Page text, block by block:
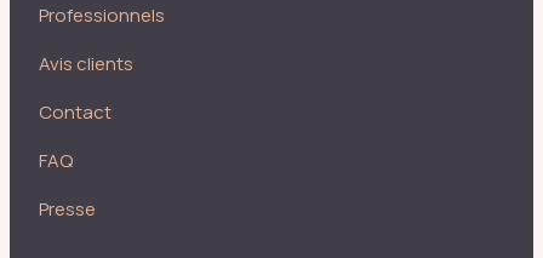
Professionnels
Avis clients
Contact
FAQ
Presse